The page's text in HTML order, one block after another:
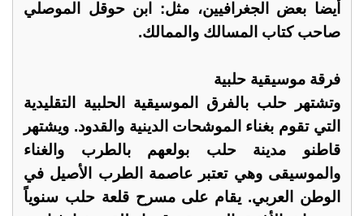
أيضا بعض الجغرافيين، مثل: ابن حوقل الموصلي
صاحب كتاب المسالك والممالك.
فرقة موسيقية حلبية
وتشتهر حلب بالفرق الموسيقية الحلبية التقليدية
التي تقوم بغناء الموشحات الدينية والقدود. ويشتهر
قاطنو مدينة حلب بولعهم بالطرب والغناء
والموسيقى وهي تعتبر عاصمة الطرب الأصيل في
الوطن العربي. يقام على مسرح قلعة حلب سنوياً